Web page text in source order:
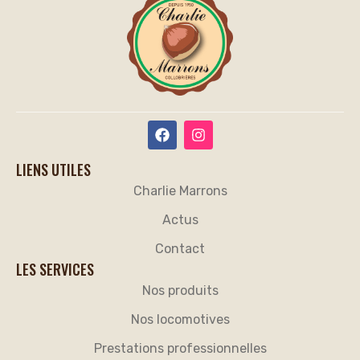
LIENS UTILES
Charlie Marrons
Actus
Contact
LES SERVICES
Nos produits
Nos locomotives
Prestations professionnelles